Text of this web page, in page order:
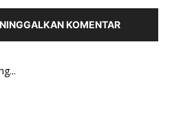
KOMENTAR